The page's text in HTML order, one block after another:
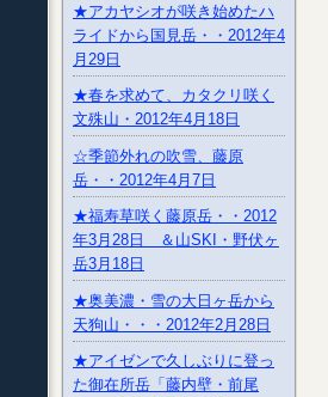
★アカヤシオが咲き始めたハ
ライドから国見岳・・2012年4
月29日
★春を求めて、カタクリ咲く
文殊山・2012年4月18日
☆季節外れの吹雪、藤原
岳・・2012年4月7日
★福寿草咲く藤原岳・・2012
年3月28日 ＆山SKI・野伏ヶ
岳3月18日
★奥美濃・雪の大日ヶ岳から
天狗山・・・2012年2月28日
★アイゼンで久しぶりに登っ
た御在所岳「藤内壁・前尾